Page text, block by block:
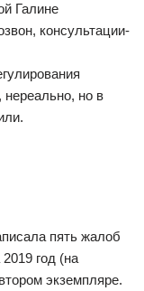
Галине
консультации-
нереально, но в
пять жалоб
год (на
экземпляре.